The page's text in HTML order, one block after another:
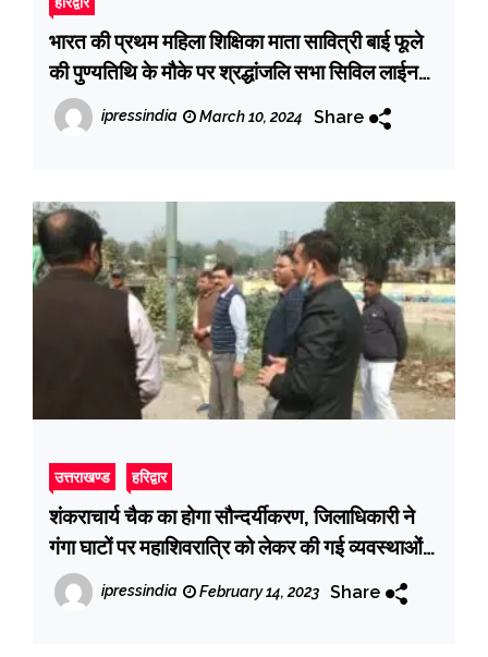
भारत की प्रथम महिला शिक्षिका माता सावित्री बाई फूले
की पुण्यतिथि के मौके पर श्रद्धांजलि सभा सिविल लाईन
स्थित कांग्रेस कार्यालय पर की गई आयोजित
ipressindia March 10, 2024 Share
उत्तराखण्ड हरिद्वार
शंकराचार्य चैक का होगा सौन्दर्यीकरण, जिलाधिकारी ने
गंगा घाटों पर महाशिवरात्रि को लेकर की गई व्यवस्थाओं
का जायजा लिया
ipressindia February 14, 2023 Share